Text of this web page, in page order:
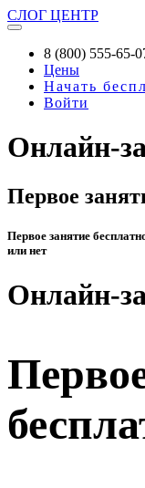
СЛОГ ЦЕНТР
8 (800) 555-65-
Цены
Начать
Войти
Онлайн-
Первое
Первое занятие
или нет
Онлайн-